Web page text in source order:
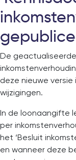
De
deze nieuwe
wijzigingen.
In de loonaangifte
per
het ‘Besluit
en wanneer deze